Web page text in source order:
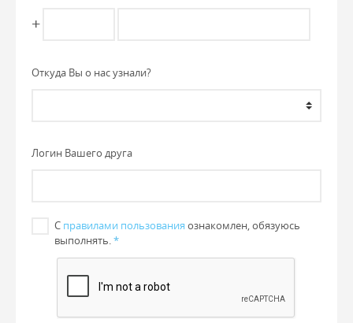
+
Откуда Вы о нас узнали?
Логин Вашего друга
С правилами пользования ознакомлен, обязуюсь
выполнять.*